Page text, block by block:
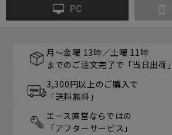
PC
月～金曜 13時／土曜 11時
までのご注文完了で「当日出荷」
3,300円以上のご購入で
「送料無料」
エース直営ならではの
「アフターサービス」